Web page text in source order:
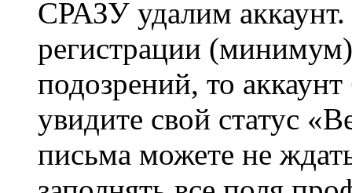
СРАЗУ удалим
регистрации
подозрений, то
увидите свой статус
письма можете не